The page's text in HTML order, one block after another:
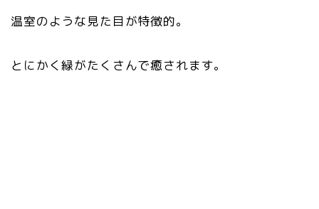
温室のような見た目が特徴的。
とにかく緑がたくさんで癒されます。